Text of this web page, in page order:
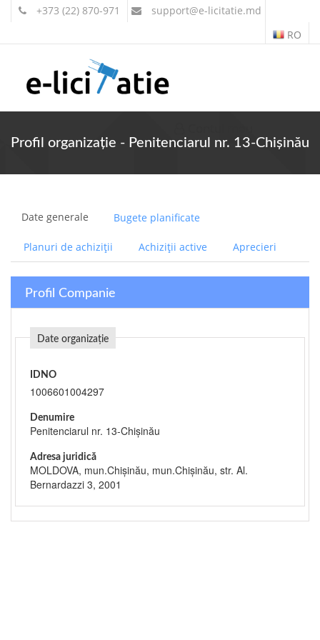
+373 (22) 870-971 support@e-licitatie.md
RO
Profil organizație - Penitenciarul nr. 13-Chișinău
Date generale Bugete planificate
Planuri de achiziții Achiziții active Aprecieri
Profil Companie
Date organizație
IDNO
1006601004297
Denumire
Penitenciarul nr. 13-Chișinău
Adresa juridică
MOLDOVA, mun.Chişinău, mun.Chişinău, str. Al.
Bernardazzi 3, 2001